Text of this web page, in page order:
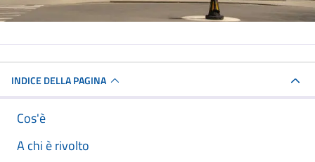
INDICE DELLA PAGINA
Cos'è
A chi è rivolto